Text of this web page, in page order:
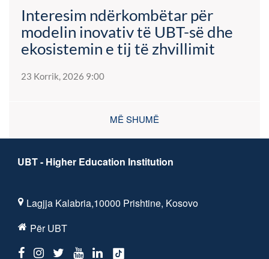
Interesim ndërkombëtar për
modelin inovativ të UBT-së dhe
ekosistemin e tij të zhvillimit
23 Korrik, 2026 9:00
MË SHUMË
UBT - Higher Education Institution
Lagjja Kalabria,10000 Prishtine, Kosovo
Për UBT